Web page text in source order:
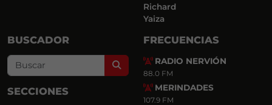
Richard
Yaiza
BUSCADOR
Search
SECCIONES
FRECUENCIAS
RADIO NERVIÓN
88.0 FM
MERINDADES
107.9 FM